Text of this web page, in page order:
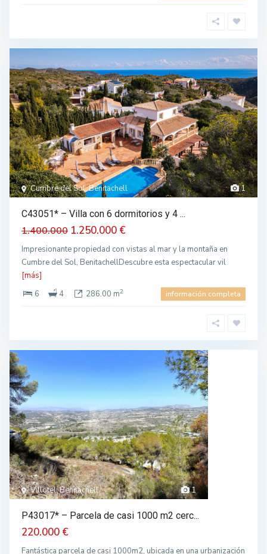
1
Cumbre del Sol, Benitachell
C43051* – Villa con 6 dormitorios y 4 ...
1.400.000 1.250.000 €
Impresionante propiedad con vistas al mar y la montaña en
Cumbre del Sol, BenitachellDescubre esta espectacular vil
[más]
6
4 286.00 m2 información completa
1
Villotel, Benitachell
P43017* – Parcela de casi 1000 m2 cerc...
220.000 €
Fantástica parcela de casi 1000m2, ubicada en una urbanización